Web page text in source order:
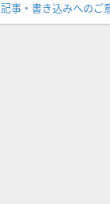
記事・書き込みへのご